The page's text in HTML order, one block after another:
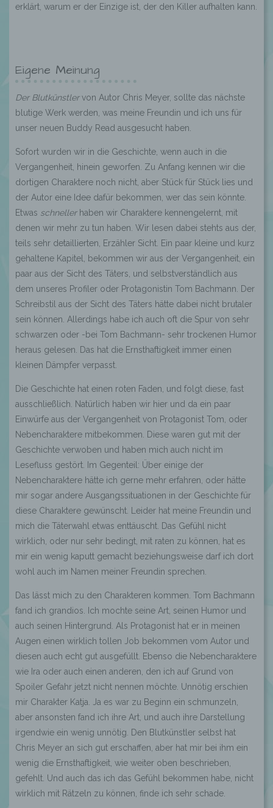
erklärt, warum er der Einzige ist, der den Killer aufhalten kann.
Eigene Meinung
Der Blutkünstlervon Autor Chris Meyer, sollte das nächste
blutige Werk werden, was meine Freundin und ich uns für
unser neuen Buddy Read ausgesucht haben.
Sofort wurden wir in die Geschichte, wenn auch in die
Vergangenheit, hinein geworfen. Zu Anfang kennen wir die
dortigen Charaktere noch nicht, aber Stück für Stück lies und
der Autor eine Idee dafür bekommen, wer das sein könnte.
Etwas schneller haben wir Charaktere kennengelernt, mit
denen wir mehr zu tun haben. Wir lesen dabei stehts aus der,
teils sehr detaillierten, Erzähler Sicht. Ein paar kleine und kurz
gehaltene Kapitel, bekommen wir aus der Vergangenheit, ein
paar aus der Sicht des Täters, und selbstverständlich aus
dem unseres Profiler oder Protagonistin Tom Bachmann. Der
Schreibstil aus der Sicht des Täters hätte dabei nicht brutaler
sein können. Allerdings habe ich auch oft die Spur von sehr
schwarzen oder -bei Tom Bachmann- sehr trockenen Humor
heraus gelesen. Das hat die Ernsthaftigkeit immer einen
kleinen Dämpfer verpasst.
Die Geschichte hat einen roten Faden, und folgt diese, fast
ausschließlich. Natürlich haben wir hier und da ein paar
Einwürfe aus der Vergangenheit von Protagonist Tom, oder
Nebencharaktere mitbekommen. Diese waren gut mit der
Geschichte verwoben und haben mich auch nicht im
Lesefluss gestört. Im Gegenteil: Über einige der
Nebencharaktere hätte ich gerne mehr erfahren, oder hätte
mir sogar andere Ausgangssituationen in der Geschichte für
diese Charaktere gewünscht. Leider hat meine Freundin und
mich die Täterwahl etwas enttäuscht. Das Gefühl nicht
wirklich, oder nur sehr bedingt, mit raten zu können, hat es
mir ein wenig kaputt gemacht beziehungsweise darf ich dort
wohl auch im Namen meiner Freundin sprechen.
Das lässt mich zu den Charakteren kommen. Tom Bachmann
fand ich grandios. Ich mochte seine Art, seinen Humor und
auch seinen Hintergrund. Als Protagonist hat er in meinen
Augen einen wirklich tollen Job bekommen vom Autor und
diesen auch echt gut ausgefüllt. Ebenso die Nebencharaktere
wie Ira oder auch einen anderen, den ich auf Grund von
Spoiler Gefahr jetzt nicht nennen möchte. Unnötig erschien
mir Charakter Katja. Ja es war zu Beginn ein schmunzeln,
aber ansonsten fand ich ihre Art, und auch ihre Darstellung
irgendwie ein wenig unnötig. Den Blutkünstler selbst hat
Chris Meyer an sich gut erschaffen, aber hat mir bei ihm ein
wenig die Ernsthaftigkeit, wie weiter oben beschrieben,
gefehlt. Und auch das ich das Gefühl bekommen habe, nicht
wirklich mit Rätzeln zu können, finde ich sehr schade.